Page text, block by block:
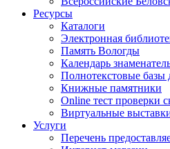
Ресурсы
Каталоги
Электронная
Память Вологды
Календарь
Полнотекстовые базы
Книжные памятники
Online тест проверки
Виртуальные
Услуги
Перечень